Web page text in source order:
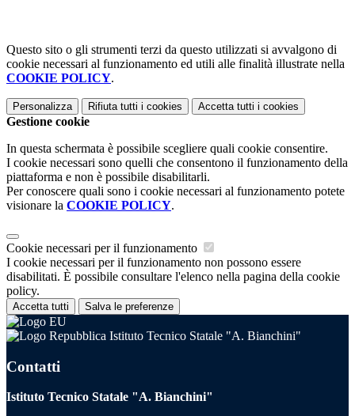
Questo sito o gli strumenti terzi da questo utilizzati si avvalgono di
cookie necessari al funzionamento ed utili alle finalità illustrate nella
COOKIE POLICY.
Personalizza Rifiuta tutti i cookies Accetta tutti i cookies
Gestione cookie
In questa schermata è possibile scegliere quali cookie consentire.
I cookie necessari sono quelli che consentono il funzionamento della
piattaforma e non è possibile disabilitarli.
Per conoscere quali sono i cookie necessari al funzionamento potete
visionare la COOKIE POLICY.
Cookie necessari per il funzionamento
I cookie necessari per il funzionamento non possono essere
disabilitati. È possibile consultare l'elenco nella pagina della cookie
policy.
Accetta tutti Salva le preferenze
Istituto Tecnico Statale "A. Bianchini"
Contatti
Istituto Tecnico Statale "A. Bianchini"